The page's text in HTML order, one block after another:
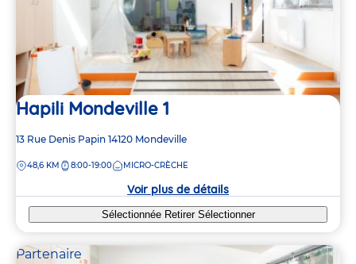
Hapili Mondeville 1
Adresse
la
13 Rue Denis Papin 14120 Mondeville
DISTANCE
48,6 KM 8:00-19:00 MICRO-CRÈCHE
Voir plus de détails
Sélectionnée Retirer Sélectionner
Partenaire